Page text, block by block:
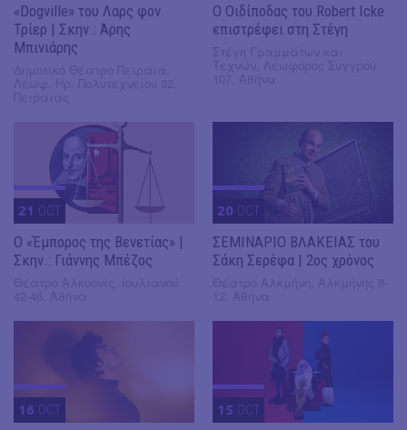
«Dogville» του Λαρς φον
Τρίερ | Σκην.: Άρης
Μπινιάρης
O Οιδίποδας του Robert Icke
επιστρέφει στη Στέγη
21 OCT
Ο «Έμπορος της Βενετίας» |
Σκην.: Γιάννης Μπέζος
20 OCT
ΣΕΜΙΝΑΡΙΟ ΒΛΑΚΕΙΑΣ του
Σάκη Σερέφα | 2ος χρόνος
16 OCT 15 OCT